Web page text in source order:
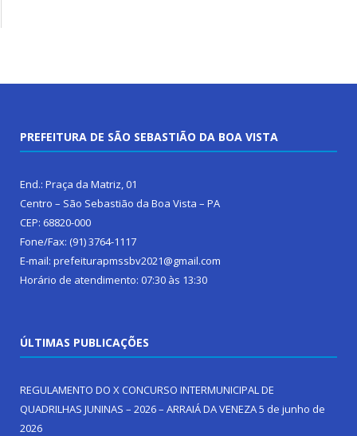
PREFEITURA DE SÃO SEBASTIÃO DA BOA VISTA
End.: Praça da Matriz, 01
Centro – São Sebastião da Boa Vista – PA
CEP: 68820-000
Fone/Fax: (91) 3764-1117
E-mail: prefeiturapmssbv2021@gmail.com
Horário de atendimento: 07:30 às 13:30
ÚLTIMAS PUBLICAÇÕES
REGULAMENTO DO X CONCURSO INTERMUNICIPAL DE
QUADRILHAS JUNINAS – 2026 – ARRAIÁ DA VENEZA5 de junho de
2026